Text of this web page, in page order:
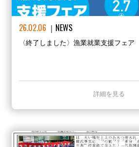
26.02.06 NEWS
〈終了しました〉漁業就業支援フェ
詳細を見る